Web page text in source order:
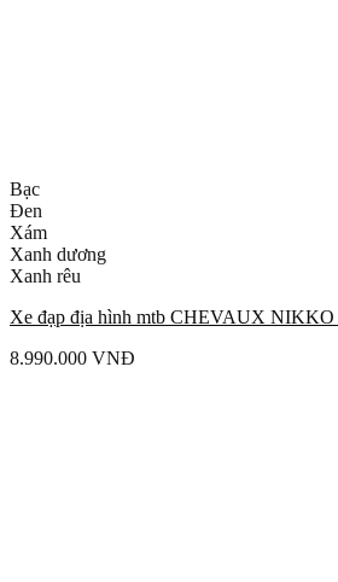
Bạc
Đen
Xám
Xanh dương
Xanh rêu
Xe đạp địa hình mtb CHEVAUX NIKKO
8.990.000 VNĐ